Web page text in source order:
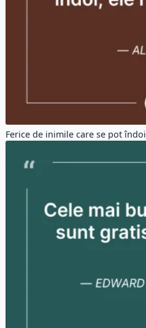
Ferice de inimile care se pot